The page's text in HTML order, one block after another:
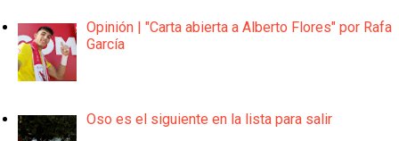
Opinión | "Carta abierta a Alberto Flores" por Rafa
García
Oso es el siguiente en la lista para salir